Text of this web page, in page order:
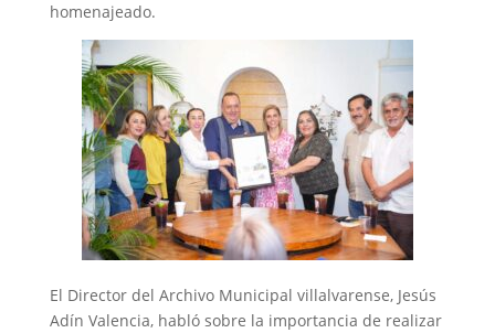
homenajeado.
‎El Director del Archivo Municipal villalvarense, Jesús
Adín Valencia, habló sobre la importancia de realizar